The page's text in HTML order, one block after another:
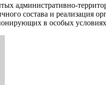
административно-
состава и реализация
в особых